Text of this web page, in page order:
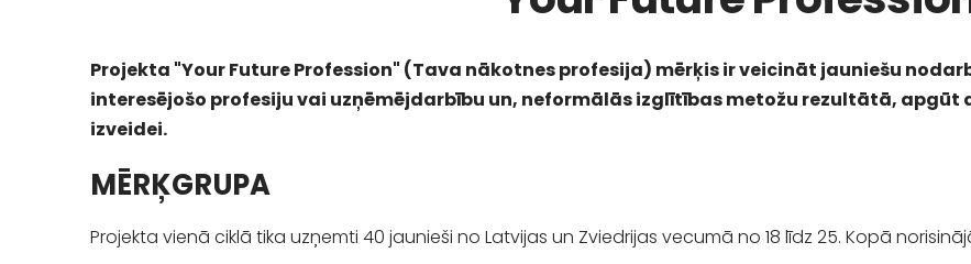
Projekta "Your Future Profession" (Tava nākotnes profesija) mērķis ir veicināt jauniešu
interesējošo profesiju vai uzņēmējdarbību un, neformālās izglītības metožu rezultātā, apgūt
izveidei.
MĒRĶGRUPA
Projekta vienā ciklā tika uzņemti 40 jaunieši no Latvijas un Zviedrijas vecumā no 18 līdz 25. Kopā